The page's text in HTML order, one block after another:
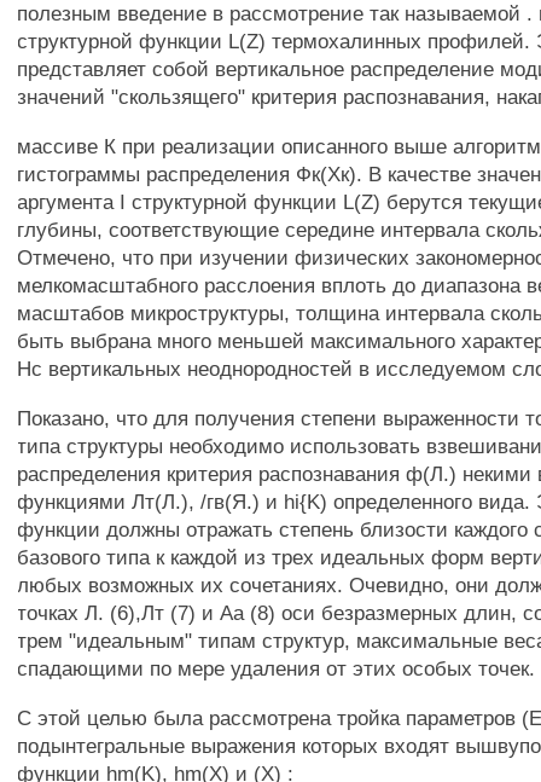
полезным введение в рассмотрение так называемой .
структурной функции L(Z) термохалинных профилей.
представляет собой вертикальное распределение
значений "скользящего" критерия распознавания,
массиве К при реализации описанного выше
гистограммы распределения Фк(Хк). В качестве
аргумента I структурной функции L(Z) берутся
глубины, соответствующие середине интервала
Отмечено, что при изучении физических
мелкомасштабного расслоения вплоть до диапазона
масштабов микроструктуры, толщина интервала
быть выбрана много меньшей максимального
Нс вертикальных неоднородностей в исследуемом
Показано, что для получения степени выраженности
типа структуры необходимо использовать
распределения критерия распознавания ф(Л.)
функциями Лт(Л.), /гв(Я.) и hi{K) определенного вида.
функции должны отражать степень близости каждого
базового типа к каждой из трех идеальных форм
любых возможных их сочетаниях. Очевидно, они
точках Л. (6),Лт (7) и Аа (8) оси безразмерных длин,
трем "идеальным" типам структур, максимальные
спадающими по мере удаления от этих особых точек.
С этой целью была рассмотрена тройка параметров
подынтегральные выражения которых входят
функции hm(K), hm(X) и (X) :